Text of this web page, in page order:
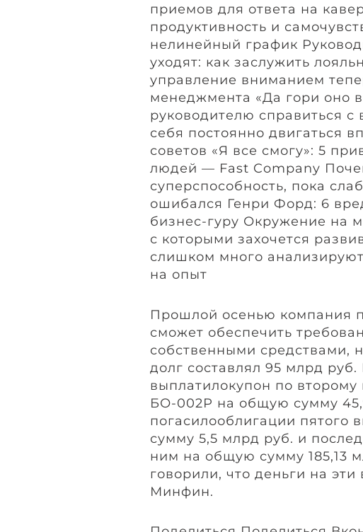
приемов для ответа на
продуктивность и
нелинейный график
уходят: как заслужить
управление вниманием
менеджмента «Да гори оно
руководителю справиться с
себя постоянно двигаться
советов «Я все смогу»: 5
людей — Fast Company
суперспособность, пока
ошибался Генри Форд: 6
бизнес-гуру Окружение на
с которыми захочется
слишком много
на опыт
Прошлой осенью компания
сможет обеспечить
собственными средствами,
долг составлял 95 млрд
выплатилокупон по второму
БО-002Р на общую сумму
погасилооблигации пятого
сумму 5,5 млрд руб. и
ним на общую сумму 185,13
говорили, что деньги на
Минфин.